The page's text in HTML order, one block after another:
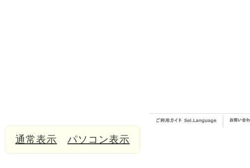
通常表示 パソコン表示